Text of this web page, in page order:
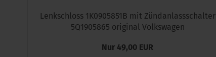
Lenkschloss 1K0905851B mit Zündanlassschalter
5Q1905865 original Volkswagen
Nur 49,00 EUR